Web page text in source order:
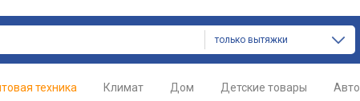
только вытяжки
техника Климат Дом Детские товары Авто